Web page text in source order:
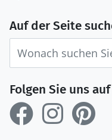
Auf der Seite
Folgen Sie uns